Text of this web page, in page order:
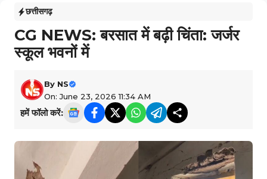
छत्तीसगढ़
CG NEWS: बरसात में बढ़ी चिंता: जर्जर
स्कूल भवनों में
By NS
On: June 23, 2026 11:34 AM
हमें फॉलो करें: